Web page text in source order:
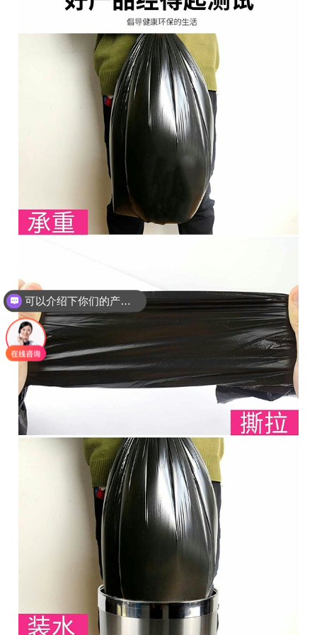
可以介绍下你们的产品么？